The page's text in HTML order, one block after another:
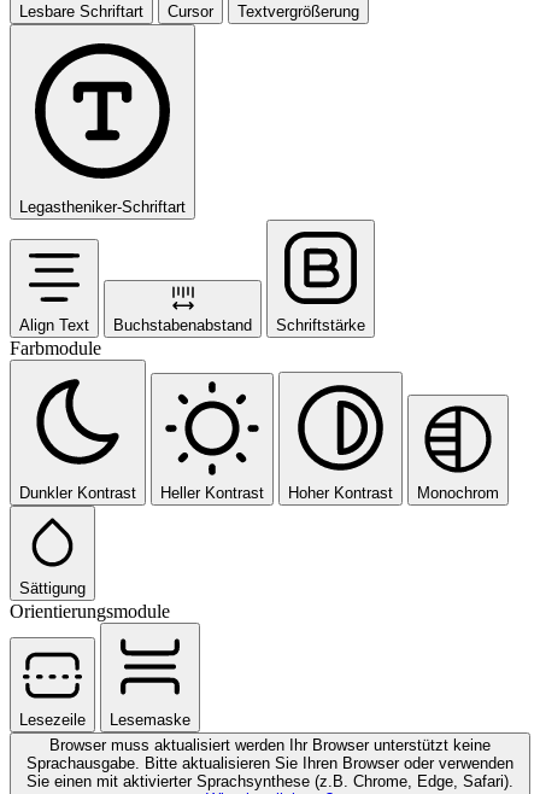
Lesbare Schriftart Cursor Textvergrößerung
Legastheniker-Schriftart
Align Text Buchstabenabstand Schriftstärke
Farbmodule
Dunkler Kontrast Heller Kontrast Hoher Kontrast Monochrom
Sättigung
Orientierungsmodule
Lesezeile
Lesemaske
Browser muss aktualisiert werden
Ihr Browser unterstützt keine
Sprachausgabe. Bitte aktualisieren Sie Ihren Browser oder verwenden
Sie einen mit aktivierter Sprachsynthese (z.B. Chrome, Edge, Safari).